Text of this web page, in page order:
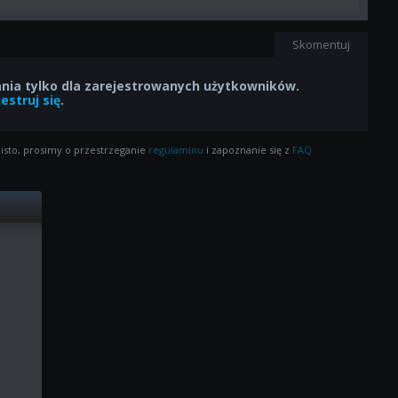
Skomentuj
tylko dla zarejestrowanych użytkowników.
się.
prosimy o przestrzeganie regulaminu i zapoznanie się z FAQ